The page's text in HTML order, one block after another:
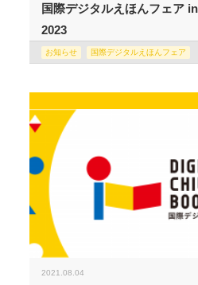
国際デジタルえほんフェア
2023
お知らせ 国際デジタルえほんフェア
2021.08.04